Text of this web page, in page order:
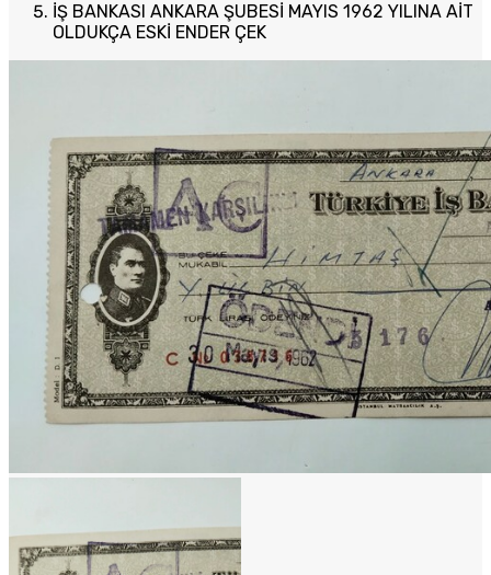
İŞ BANKASI ANKARA ŞUBESİ MAYIS 1962 YILINA AİT
OLDUKÇA ESKİ ENDER ÇEK